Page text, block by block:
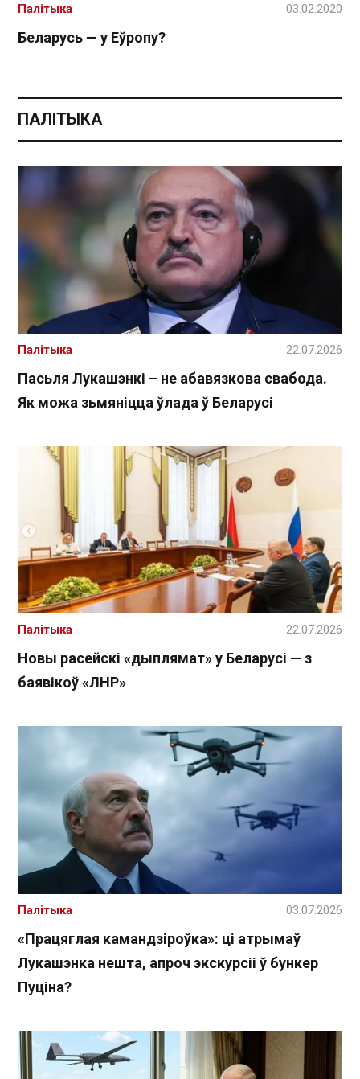
Беларусь — у Еўропу?
Палітыка 03.02.2020
ПАЛІТЫКА
Пасьля Лукашэнкі – не абавязкова свабода.
Як можа зьмяніцца ўлада ў Беларусі
Палітыка 22.07.2026
Новы расейскі «дыплямат» у Беларусі — з
баявікоў «ЛНР»
Палітыка 22.07.2026
«Працяглая камандзіроўка»: ці атрымаў
Лукашэнка нешта, апроч экскурсіі ў бункер
Пуціна?
Палітыка 03.07.2026